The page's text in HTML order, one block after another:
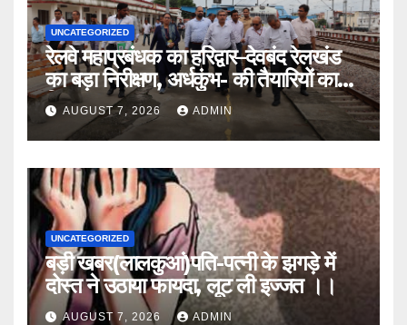
UNCATEGORIZED
रेलवे महाप्रबंधक का हरिद्वार–देवबंद रेलखंड
का बड़ा निरीक्षण, अर्धकुंभ- की तैयारियों का
लिया जायजा
AUGUST 7, 2026 ADMIN
UNCATEGORIZED
बड़ी खबर(लालकुआं)पति-पत्नी के झगड़े में
दोस्त ने उठाया फायदा, लूट ली इज्जत ।।
AUGUST 7, 2026 ADMIN